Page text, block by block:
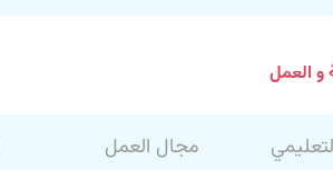
و العمل
مجال العمل